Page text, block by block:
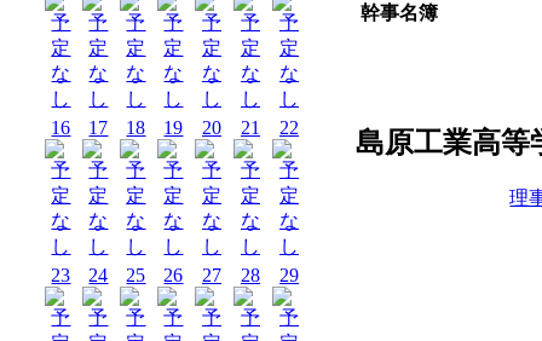
16 17 18 19 20 21 22
23 24 25 26 27 28 29
幹事名簿
島原工業高等
理